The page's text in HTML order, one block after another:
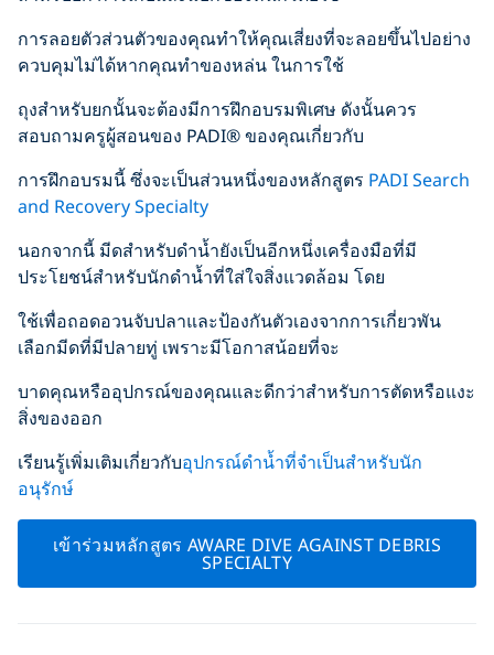
การลอยตัวส่วนตัวของคุณทำให้คุณเสี่ยงที่จะลอยขึ้นไปอย่าง
ควบคุมไม่ได้หากคุณทำของหล่น ในการใช้
ถุงสำหรับยกนั้นจะต้องมีการฝึกอบรมพิเศษ ดังนั้นควร
สอบถามครูผู้สอนของ PADI® ของคุณเกี่ยวกับ
การฝึกอบรมนี้ ซึ่งจะเป็นส่วนหนึ่งของหลักสูตร PADI Search
and Recovery Specialty
นอกจากนี้ มีดสำหรับดำน้ำยังเป็นอีกหนึ่งเครื่องมือที่มี
ประโยชน์สำหรับนักดำน้ำที่ใส่ใจสิ่งแวดล้อม โดย
ใช้เพื่อถอดอวนจับปลาและป้องกันตัวเองจากการเกี่ยวพัน
เลือกมีดที่มีปลายทู่ เพราะมีโอกาสน้อยที่จะ
บาดคุณหรืออุปกรณ์ของคุณและดีกว่าสำหรับการตัดหรือแงะ
สิ่งของออก
เรียนรู้เพิ่มเติมเกี่ยวกับอุปกรณ์ดำน้ำที่จำเป็นสำหรับนัก
อนุรักษ์
เข้าร่วมหลักสูตร AWARE DIVE AGAINST DEBRIS
SPECIALTY